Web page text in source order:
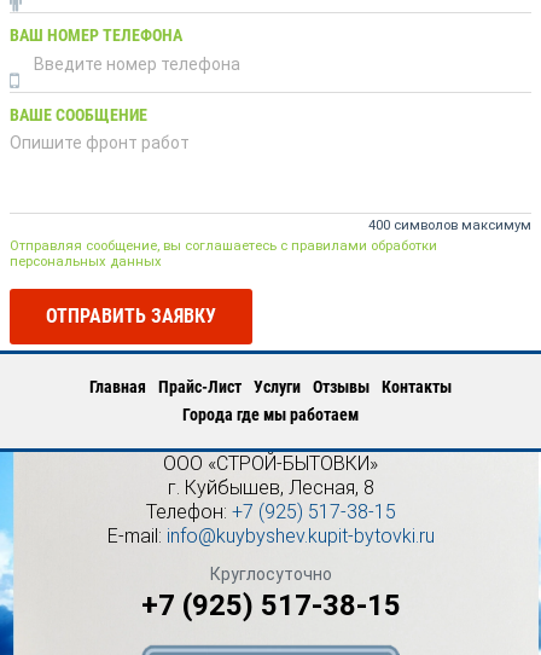
ВАШ НОМЕР ТЕЛЕФОНА
ВАШЕ СООБЩЕНИЕ
400 символов максимум
Отправляя сообщение, вы соглашаетесь с правилами обработки
персональных данных
ОТПРАВИТЬ ЗАЯВКУ
Главная Прайс-Лист Услуги Отзывы
Контакты
Города где мы работаем
ООО «СТРОЙ-БЫТОВКИ»
г. Куйбышев, Лесная, 8
Телефон: +7 (925) 517-38-15
E-mail: info@kuybyshev.kupit-bytovki.ru
Круглосуточно
+7 (925) 517-38-15